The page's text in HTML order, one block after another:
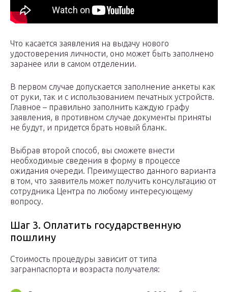
Что касается заявления на выдачу нового
удостоверения личности, оно может быть заполнено
заранее или в самом отделении.
В первом случае допускается заполнение анкеты как
от руки, так и с использованием печатных устройств.
Главное – правильно заполнить каждую графу
заявления, в противном случае документы приняты
не будут, и придется брать новый бланк.
Выбрав второй способ, вы сможете внести
необходимые сведения в форму в процессе
ожидания очереди. Преимущество данного варианта
в том, что заявитель может получить консультацию от
сотрудника Центра по любому интересующему
вопросу.
Шаг 3. Оплатить государственную
пошлину
Стоимость процедуры зависит от типа
загранпаспорта и возраста получателя: